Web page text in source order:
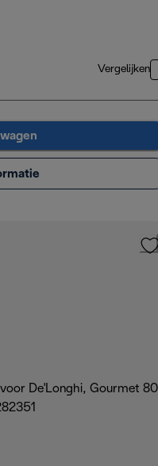
Vergelijken